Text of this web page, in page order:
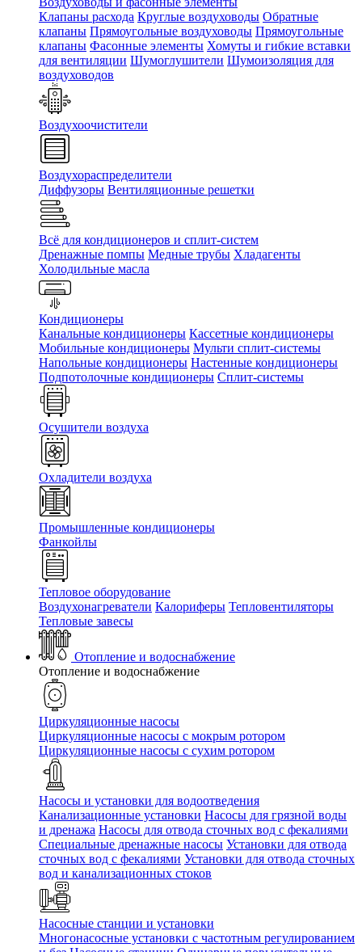
Клапаны расхода Круглые воздуховоды Обратные
клапаны Прямоугольные воздуховоды Прямоугольные
клапаны Фасонные элементы Хомуты и гибкие вставки
для вентиляции Шумоглушители Шумоизоляция для
воздуховодов
Воздухоочистители
Воздухораспределители
Диффузоры Вентиляционные решетки
Всё для кондиционеров и сплит-систем
Дренажные помпы Медные трубы Хладагенты
Холодильные масла
Кондиционеры
Канальные кондиционеры Кассетные кондиционеры
Мобильные кондиционеры Мульти сплит-системы
Напольные кондиционеры Настенные кондиционеры
Подпотолочные кондиционеры Сплит-системы
Осушители воздуха
Охладители воздуха
Промышленные кондиционеры
Фанкойлы
Тепловое оборудование
Воздухонагреватели Калориферы Тепловентиляторы
Тепловые завесы
Отопление и водоснабжение
Отопление и водоснабжение
Циркуляционные насосы
Циркуляционные насосы с мокрым ротором
Циркуляционные насосы с сухим ротором
Насосы и установки для водоотведения
Канализационные установки Насосы для грязной воды
и дренажа Насосы для отвода сточных вод c фекалиями
Специальные дренажные насосы Установки для отвода
сточных вод c фекалиями Установки для отвода сточных
вод и канализационных стоков
Насосные станции и установки
Многонасосные установки с частотным регулированием